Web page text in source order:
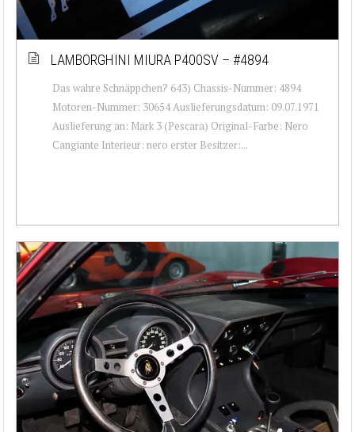
LAMBORGHINI MIURA P400SV – #4894
Das wahre Schnäppchen? 643) Chassis-Nummer: 4894
Motoren-Nummer: 30654 Auslieferungsdatum: 09.07.1971
Auslieferung an: Mark 3 (Pescara) Original-Farbe: Nero
Cangiante Interieur: nero erster Besitzer:...